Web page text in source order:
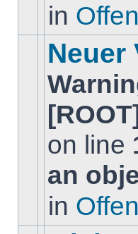
BeitrÃ¤ge
Thema.
in
gibt
keine
neuen
BeitrÃ¤ge
Neuer
on line
an
in